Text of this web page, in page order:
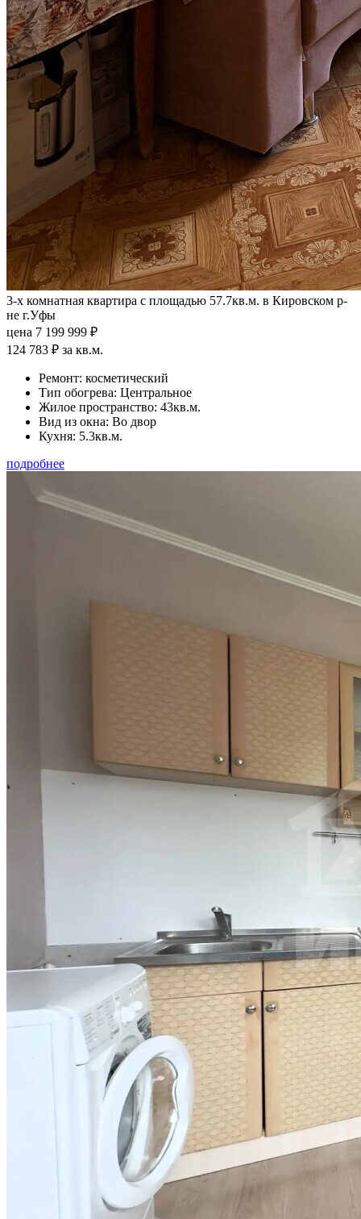
3-х комнатная квартира с площадью 57.7кв.м. в Кировском р-
не г.Уфы
цена 7 199 999 ₽
124 783 ₽ за кв.м.
Ремонт: косметический
Тип обогрева: Центральное
Жилое пространство: 43кв.м.
Вид из окна: Во двор
Кухня: 5.3кв.м.
подробнее